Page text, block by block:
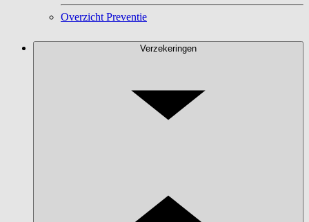
Overzicht Preventie
Verzekeringen